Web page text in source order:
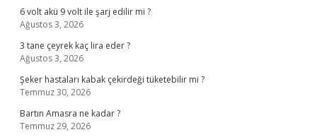
6 volt akü 9 volt ile şarj edilir mi ?
Ağustos 3, 2026
3 tane çeyrek kaç lira eder ?
Ağustos 3, 2026
Şeker hastaları kabak çekirdeği tüketebilir mi ?
Temmuz 30, 2026
Bartın Amasra ne kadar ?
Temmuz 29, 2026